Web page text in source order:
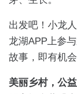
出发吧！小龙
龙湖APP上参
故事，即有机
美丽乡村，公